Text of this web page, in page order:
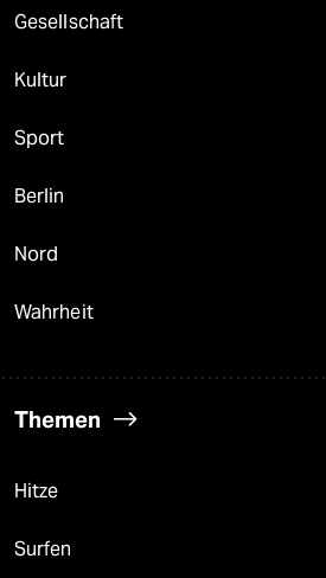
Gesellschaft
Kultur
Sport
Berlin
Nord
Wahrheit
Themen
Hitze
Surfen